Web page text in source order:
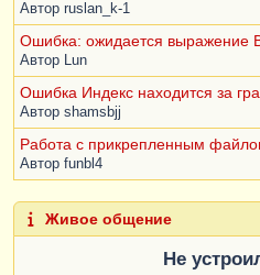
Автор ruslan_k-1
Ошибка: ожидается выражение
Автор Lun
Ошибка Индекс находится за
Автор shamsbjj
Работа с прикрепленным
Автор funbl4
Живое общение
Не